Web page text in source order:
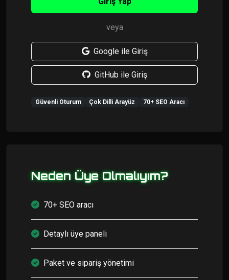
veya
Google ile Giriş
GitHub ile Giriş
Güvenli Oturum Çok Dilli Arayüz 70+ SEO Aracı
Neden Üye Olmalıyım?
70+ SEO aracı
Detaylı üye paneli
Paket ve sipariş yönetimi